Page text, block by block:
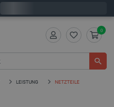
0
LEISTUNG NETZTEILE